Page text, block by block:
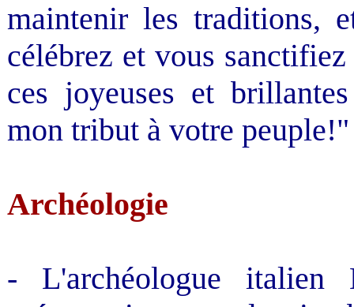
maintenir les traditions,
célébrez et vous
ces joyeuses et
mon tribut à votre peuple!"
Archéologie
- L'archéologue italien